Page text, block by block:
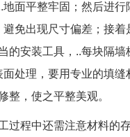
面平整牢固；然后进行
免出现尺寸偏差；接着
的安装工具，..每块隔墙
处理，要用专业的填缝
整，使之平整美观。
过程中还需注意材料的